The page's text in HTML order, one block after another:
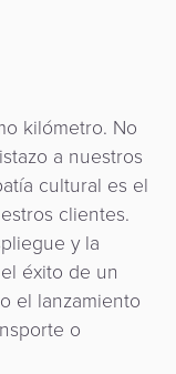
kilómetro. No
a nuestros
cultural es el
clientes.
y la
éxito de un
el lanzamiento
o